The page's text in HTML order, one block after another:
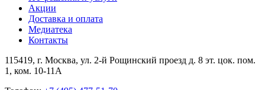
Акции
Доставка и оплата
Медиатека
Контакты
115419, г. Москва, ул. 2-й Рощинский проезд д. 8 эт. цок. пом.
1, ком. 10-11А